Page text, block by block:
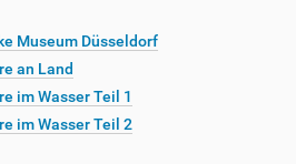
Museum Düsseldorf
an Land
im Wasser Teil 1
im Wasser Teil 2